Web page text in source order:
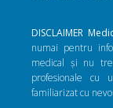
DISCLAIMER
numai pentru
medical și nu
profesionale cu
familiarizat cu